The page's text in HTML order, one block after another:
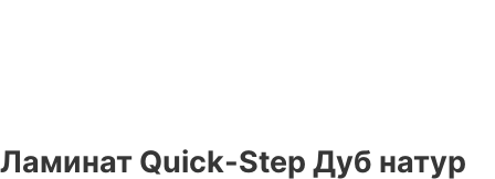
Ламинат Quick-Step Дуб натур